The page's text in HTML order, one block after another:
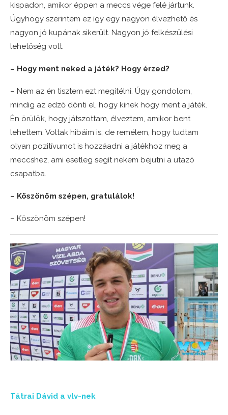
kispadon, amikor éppen a meccs vége felé jártunk.
Úgyhogy szerintem ez így egy nagyon élvezhető és
nagyon jó kupának sikerült. Nagyon jó felkészülési
lehetőség volt.
– Hogy ment neked a játék? Hogy érzed?
– Nem az én tisztem ezt megítélni. Úgy gondolom,
mindig az edző dönti el, hogy kinek hogy ment a játék.
Én örülök, hogy játszottam, élveztem, amikor bent
lehettem. Voltak hibáim is, de remélem, hogy tudtam
olyan pozitívumot is hozzáadni a játékhoz meg a
meccshez, ami esetleg segít nekem bejutni a utazó
csapatba.
– Köszönöm szépen, gratulálok!
– Köszönöm szépen!
Tátrai Dávid a vlv-nek